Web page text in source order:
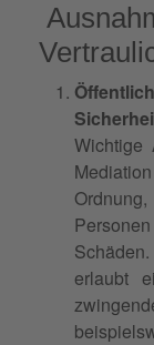
Wichtige
erlaubt